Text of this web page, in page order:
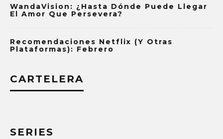
WandaVision: ¿Hasta Dónde Puede Llegar
El Amor Que Persevera?
Recomendaciones Netflix (y Otras
Plataformas): Febrero
CARTELERA
SERIES